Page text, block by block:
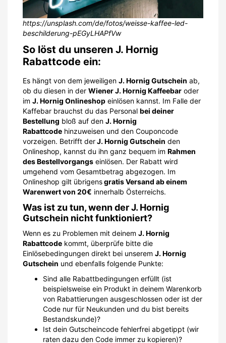
Bestellungbloß auf den J. Hornig
Rabattcodehinzuweisen und den Couponcode
vorzeigen. Betrifft derJ. Hornig Gutscheinden
Onlineshop, kannst du ihn ganz bequem im
des Bestellvorgangs
einlösen. Der Rabatt wird
umgehend vom Gesamtbetrag abgezogen. Im
Onlineshop gilt übrigens
Was ist zu tun, wenn der J. Hornig
Gutschein nicht funktioniert?
Wenn es zu Problemen mit deinem J. Hornig
Rabattcode kommt, überprüfe bitte die
Einlösebedingungen direkt bei unseremJ. Hornig
Gutschein und ebenfalls folgende Punkte:
Sind alle Rabattbedingungen erfüllt (ist
beispielsweise ein Produkt in deinem Warenkorb
von Rabattierungen ausgeschlossen oder ist der
Code nur für Neukunden und du bist bereits
Bestandskunde)?
Ist dein Gutscheincode fehlerfrei abgetippt (wir
raten dazu den Code immer zu kopieren)?
Ist der Gutscheincode zeitlich noch aktuell?
Hast du einen der Codes vielleicht schon mal
eingelöst?
Ist der Mindestbestellwert (MBW) erreicht?
Sollte es weiterhin zu Problemen bei der Einlösung des
Rabattcode /Gutscheincode kommen, kannst du dich
direkt an denKunden-Support von J. Hornig
wenden. Bei all unseren Rabatten hast du im Fenster
wo auch der Couponcode angezeigt wird, die
Möglichkeit den Gutschein mit"Funktioniert" oder
"Funktioniert nicht"zu markieren. So erfahren wir auf